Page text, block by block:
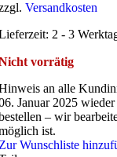
Versandkosten
2 - 3
vorrätig
an alle
Januar 2025
– wir
ist.
Wunschliste